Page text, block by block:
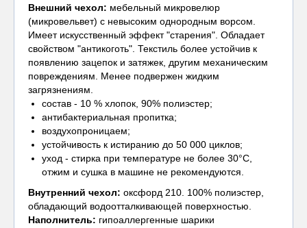
Внешний чехол: мебельный микровелюр
(микровельвет) с невысоким однородным ворсом.
Имеет искусственный эффект "старения". Обладает
свойством "антикоготь". Текстиль более устойчив к
появлению зацепок и затяжек, другим механическим
повреждениям. Менее подвержен жидким
загрязнениям.
состав - 10 % хлопок, 90% полиэстер;
антибактериальная пропитка;
воздухопроницаем;
устойчивость к истиранию до 50 000 циклов;
уход - стирка при температуре не более 30°С,
отжим и сушка в машине не рекомендуются.
Внутренний чехол: оксфорд 210. 100% полиэстер,
обладающий водоотталкивающей поверхностью.
Наполнитель: гипоаллергенные шарики